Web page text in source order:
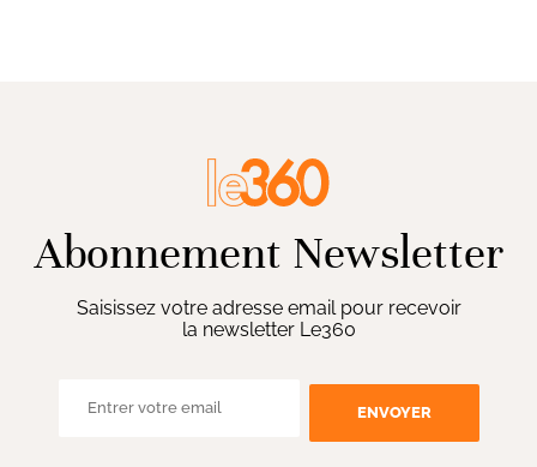
Abonnement Newsletter
Saisissez votre adresse email pour recevoir
la newsletter Le360
ENVOYER